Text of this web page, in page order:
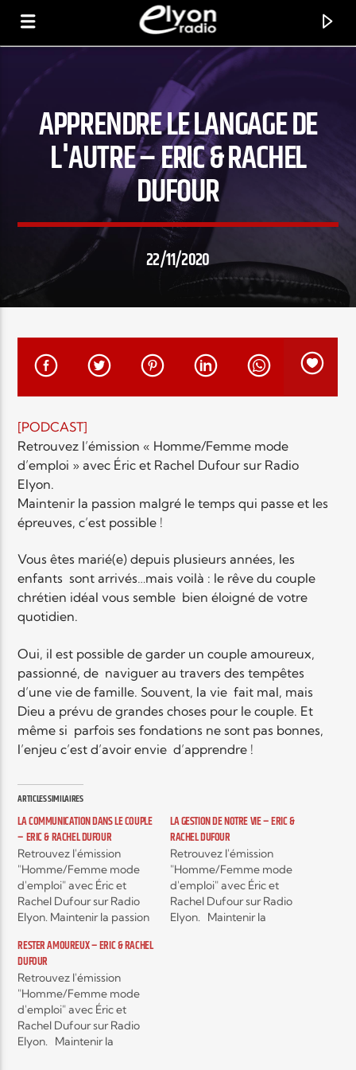
RADIO ELYON
POSITIVE ET ENCOURAGEANTE !
EN CE MOMENT
TITRE
ARTISTE
Elyon Hits
Elyon Live
Elyon Kids
APPRENDRE LE LANGAGE DE
L'AUTRE – ERIC & RACHEL
DUFOUR
22/11/2020
[PODCAST]
Retrouvez l’émission « Homme/Femme mode
d’emploi » avec Éric et Rachel Dufour sur Radio
Elyon.
Maintenir la passion malgré le temps qui passe et les
épreuves, c’est possible !
Vous êtes marié(e) depuis plusieurs années, les
enfants sont arrivés…mais voilà : le rêve du couple
chrétien idéal vous semble bien éloigné de votre
quotidien.
Oui, il est possible de garder un couple amoureux,
passionné, de naviguer au travers des tempêtes
d’une vie de famille. Souvent, la vie fait mal, mais
Dieu a prévu de grandes choses pour le couple. Et
même si parfois ses fondations ne sont pas bonnes,
l’enjeu c’est d’avoir envie d’apprendre !
ARTICLES SIMILAIRES
LA COMMUNICATION DANS LE COUPLE
– ERIC & RACHEL DUFOUR
Retrouvez l'émission
"Homme/Femme mode
d'emploi" avec Éric et
Rachel Dufour sur Radio
Elyon. Maintenir la passion
et les épreuves, c'est
possible ! Vous êtes
marié(e) depuis plusieurs
années, les enfants sont
arrivés…mais voilà : le rêve
du couple chrétien idéal
vous semble bien éloigné
LA GESTION DE NOTRE VIE – ERIC &
RACHEL DUFOUR
Retrouvez l'émission
"Homme/Femme mode
d'emploi" avec Éric et
Rachel Dufour sur Radio
Elyon. Maintenir la
RESTER AMOUREUX – ERIC & RACHEL
DUFOUR
Retrouvez l'émission
"Homme/Femme mode
d'emploi" avec Éric et
Rachel Dufour sur Radio
Elyon. Maintenir la